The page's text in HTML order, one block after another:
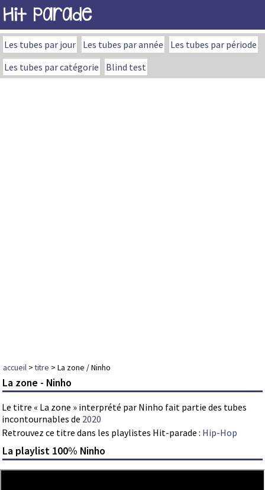
Hit Parade
Les tubes par jour Les tubes par année
Les tubes par période
Les tubes par catégorie
Blind test
accueil >titre > La zone / Ninho
La zone - Ninho
Le titre « La zone » interprété par Ninho fait partie des tubes
incontournables de 2020
Retrouvez ce titre dans les playlistes Hit-parade : Hip-Hop
La playlist 100% Ninho